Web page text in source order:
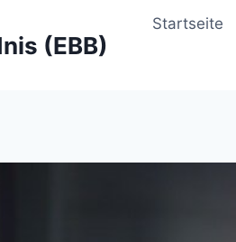
(EBB)
Startseite